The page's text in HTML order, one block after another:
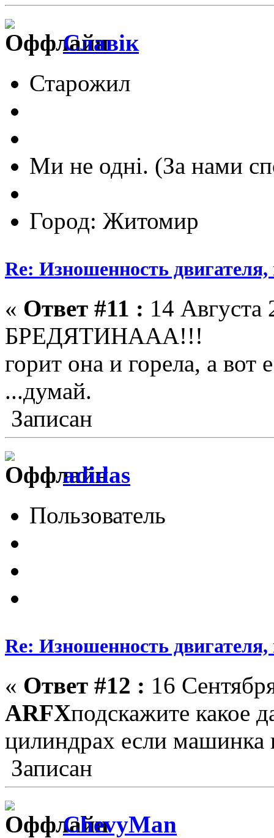
Славік
Старожил
Ми не одні. (За нами
Город: Житомир
Re: Изношенность
« Ответ #11 : 14 Августа
БРЕДЯТИНААА!!!
горит она и горела, а вот
...думай.
Записан
adidas
Пользователь
Re: Изношенность
« Ответ #12 : 16
ARFXподскажите какое
цилиндрах если машинка
Записан
ChevyMan